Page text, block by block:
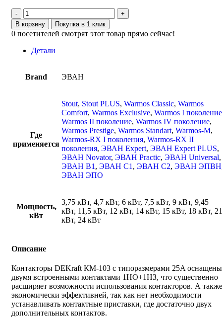
В корзину Покупка в 1 клик
0 посетителей смотрят этот товар прямо сейчас!
Детали
Brand ЭВАН
Где
применяется
Stout, Stout PLUS, Warmos Classic, Warmos
Comfort, Warmos Exclusive, Warmos I поколение
Warmos II поколение, Warmos IV поколение,
Warmos Prestige, Warmos Standart, Warmos-M,
Warmos-RX I поколения, Warmos-RX II
поколения, ЭВАН Expert, ЭВАН Expert PLUS,
ЭВАН Novator, ЭВАН Practic, ЭВАН Universal,
ЭВАН В1 , ЭВАН С1 , ЭВАН С2, ЭВАН ЭПВН
ЭВАН ЭПО
Мощность,
кВт
3,75 кВт, 4,7 кВт, 6 кВт, 7,5 кВт, 9 кВт, 9,45
кВт, 11,5 кВт, 12 кВт, 14 кВт, 15 кВт, 18 кВт, 21
кВт, 24 кВт
Описание
Контакторы DEKraft КМ-103 с типоразмерами 25A оснащены
двумя встроенными контактами 1НО+1НЗ, что существенно
расширяет возможности использования контакторов. А также
экономически эффективней, так как нет необходимости
устанавливать контактные приставки, где достаточно двух
дополнительных контактов.